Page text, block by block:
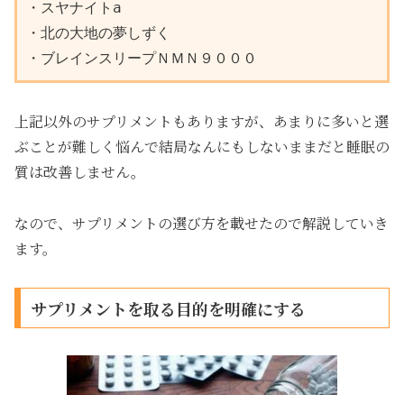
・スヤナイトa
・北の大地の夢しずく
・ブレインスリープＮＭＮ９０００
上記以外のサプリメントもありますが、あまりに多いと選
ぶことが難しく悩んで結局なんにもしないままだと睡眠の
質は改善しません。
なので、サプリメントの選び方を載せたので解説していき
ます。
サプリメントを取る目的を明確にする